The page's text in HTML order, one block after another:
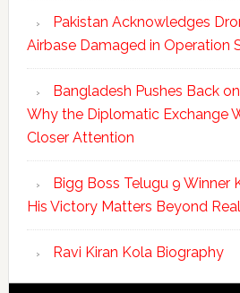
Pakistan Acknowledges
Airbase Damaged in Operation
Bangladesh Pushes Back
Why the Diplomatic Exchange
Closer Attention
Bigg Boss Telugu 9 Winner
His Victory Matters Beyond
Ravi Kiran Kola Biography